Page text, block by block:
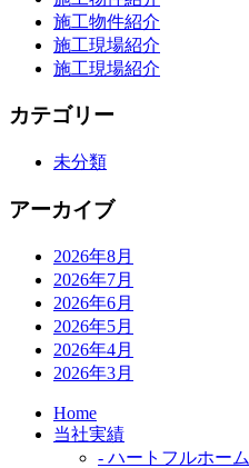
施工物件紹介
施工現場紹介
施工現場紹介
カテゴリー
未分類
アーカイブ
2026年8月
2026年7月
2026年6月
2026年5月
2026年4月
2026年3月
Home
当社実績
- ハートフルホーム